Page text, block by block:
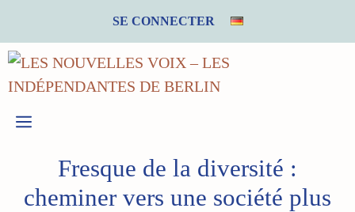
contenu
SE CONNECTER
MENU
Fresque de la diversité :
cheminer vers une société plus